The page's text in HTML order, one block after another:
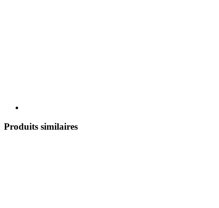
Produits similaires